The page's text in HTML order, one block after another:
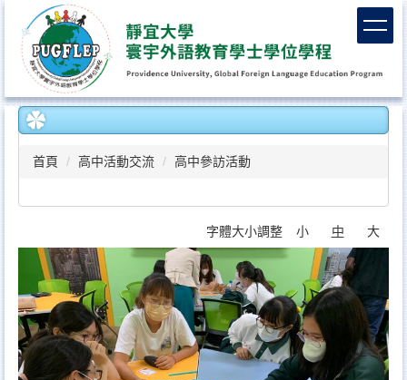
容
區
首頁 高中活動交流 高中參訪活動
字體大小調整 小 中 大